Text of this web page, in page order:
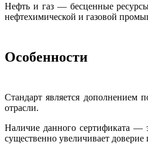
Нефть и газ — бесценные
нефтехимической и газовой
Особенности
Стандарт является
отрасли.
Наличие данного сертификата —
существенно увеличивает